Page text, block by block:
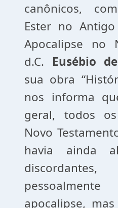
canônicos,
Ester no
Apocalipse no
d.C. Eusébio de
sua obra
nos informa
geral, todos
Novo
havia ainda
apocalipse,